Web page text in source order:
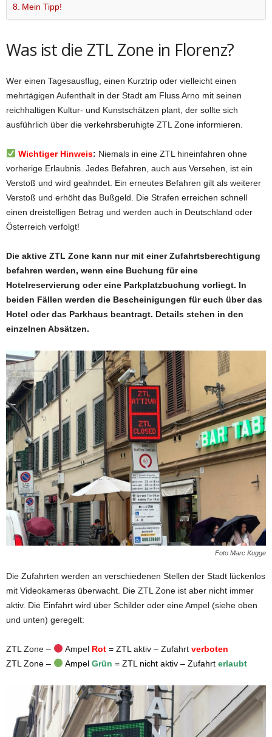
Mein Tipp!
Was ist die ZTL Zone in Florenz?
Wer einen Tagesausflug, einen Kurztrip oder vielleicht einen
mehrtägigen Aufenthalt in der Stadt am Fluss Arno mit seinen
reichhaltigen Kultur- und Kunstschätzen plant, der sollte sich
ausführlich über die verkehrsberuhigte ZTL Zone informieren.
Wichtiger Hinweis: Niemals in eine ZTL hineinfahren ohne
vorherige Erlaubnis. Jedes Befahren, auch aus Versehen, ist ein
Verstoß und wird geahndet. Ein erneutes Befahren gilt als weiterer
Verstoß und erhöht das Bußgeld. Die Strafen erreichen schnell
einen dreistelligen Betrag und werden auch in Deutschland oder
Österreich verfolgt!
Die aktive ZTL Zone kann nur mit einer Zufahrtsberechtigung
befahren werden, wenn eine Buchung für eine
Hotelreservierung oder eine Parkplatzbuchung vorliegt. In
beiden Fällen werden die Bescheinigungen für euch über das
Hotel oder das Parkhaus beantragt. Details stehen in den
einzelnen Absätzen.
Foto Marc Kugge
Die Zufahrten werden an verschiedenen Stellen der Stadt lückenlos
mit Videokameras überwacht. Die ZTL Zone ist aber nicht immer
aktiv. Die Einfahrt wird über Schilder oder eine Ampel (siehe oben
und unten) geregelt:
ZTL Zone – Ampel Rot = ZTL aktiv – Zufahrt verboten
ZTL Zone –
Ampel Grün = ZTL nicht aktiv – Zufahrt erlaubt